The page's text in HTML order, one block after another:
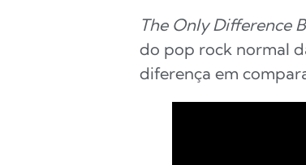
The Only Difference
do pop rock normal
diferença em